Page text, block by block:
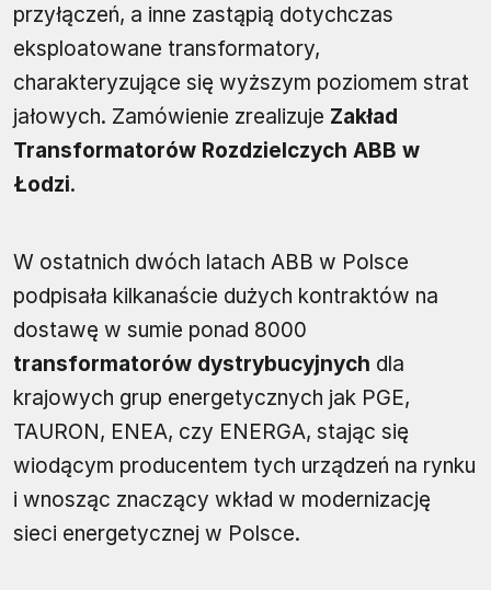
przyłączeń, a inne zastąpią dotychczas
eksploatowane transformatory,
charakteryzujące się wyższym poziomem strat
jałowych. Zamówienie zrealizuje Zakład
Transformatorów Rozdzielczych ABB w
Łodzi.
W ostatnich dwóch latach ABB w Polsce
podpisała kilkanaście dużych kontraktów na
dostawę w sumie ponad 8000
transformatorów dystrybucyjnych dla
krajowych grup energetycznych jak PGE,
TAURON, ENEA, czy ENERGA, stając się
wiodącym producentem tych urządzeń na rynku
i wnosząc znaczący wkład w modernizację
sieci energetycznej w Polsce.